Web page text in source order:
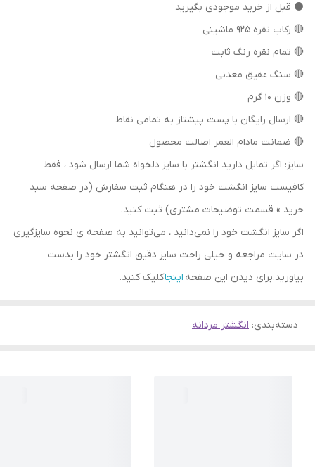
⚫ قبل از خرید موجودی بگیرید
🔴 رکاب نقره 925 ماشینی
🔴 تمام نقره رنگ ثابت
🔴 سنگ عقیق معدنی
🔴 وزن 10 گرم
🔴 ارسال رایگان با پست پیشتاز به تمامی نقاط
🔴 ضمانت مادام العمر اصالت محصول
سایز: اگر تمایل دارید انگشتر با سایز دلخواه شما ارسال شود ، فقط
کافیست سایز انگشت خود را در هنگام ثبت سفارش (در صفحه سبد
خرید » قسمت توضیحات مشتری) ثبت کنید.
اگر سایز انگشت خود را نمی‌دانید ، می‌توانید به صفحه ی نحوه سایزگیری
در سایت مراجعه و خیلی راحت سایز دقیق انگشتر خود را بدست
بیاورید.برای دیدن این صفحه اینجاکلیک کنید.
دسته‌بندی: انگشتر مردانه